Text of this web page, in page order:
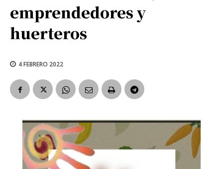
emprendedores y
huerteros
4 FEBRERO 2022